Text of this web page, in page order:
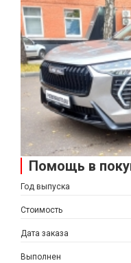
Помощь в
Год выпуска
Стоимость
Дата заказа
Выполнен